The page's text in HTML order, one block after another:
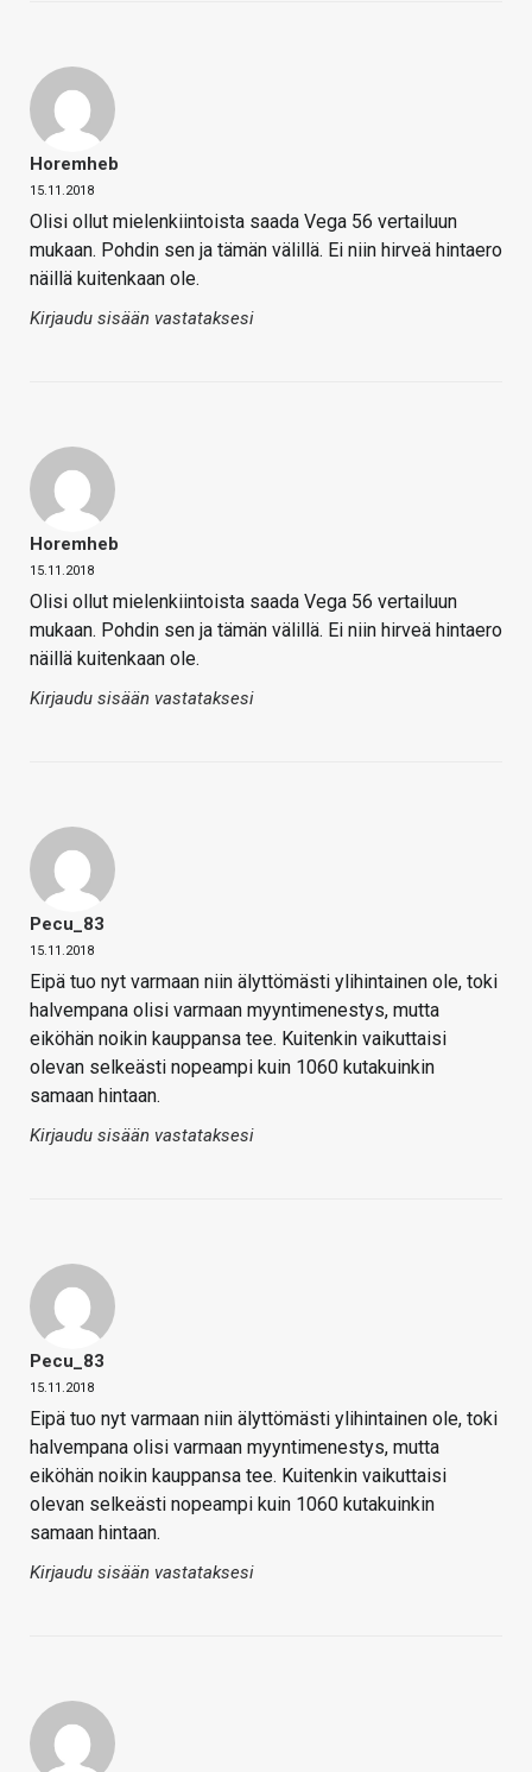
Horemheb
15.11.2018
Olisi ollut mielenkiintoista saada Vega 56 vertailuun
mukaan. Pohdin sen ja tämän välillä. Ei niin hirveä hintaero
näillä kuitenkaan ole.
Kirjaudu sisään vastataksesi
Horemheb
15.11.2018
Olisi ollut mielenkiintoista saada Vega 56 vertailuun
mukaan. Pohdin sen ja tämän välillä. Ei niin hirveä hintaero
näillä kuitenkaan ole.
Kirjaudu sisään vastataksesi
Pecu_83
15.11.2018
Eipä tuo nyt varmaan niin älyttömästi ylihintainen ole, toki
halvempana olisi varmaan myyntimenestys, mutta
eiköhän noikin kauppansa tee. Kuitenkin vaikuttaisi
olevan selkeästi nopeampi kuin 1060 kutakuinkin
samaan hintaan.
Kirjaudu sisään vastataksesi
Pecu_83
15.11.2018
Eipä tuo nyt varmaan niin älyttömästi ylihintainen ole, toki
halvempana olisi varmaan myyntimenestys, mutta
eiköhän noikin kauppansa tee. Kuitenkin vaikuttaisi
olevan selkeästi nopeampi kuin 1060 kutakuinkin
samaan hintaan.
Kirjaudu sisään vastataksesi